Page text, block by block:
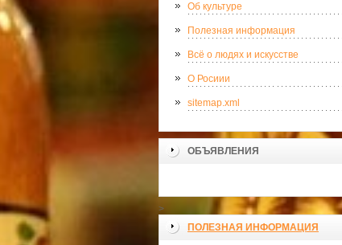
Об культуре
Полезная информация
Всё о людях и искусстве
О Росиии
sitemap.xml
ОБЪЯВЛЕНИЯ
>
ПОЛЕЗНАЯ ИНФОРМАЦИЯ